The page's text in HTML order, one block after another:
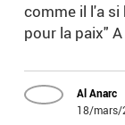
comme il l'a
pour la paix"
Al Anarc
18/mars/